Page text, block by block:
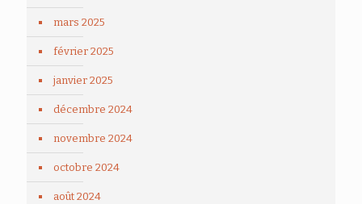
mars 2025
février 2025
janvier 2025
décembre 2024
novembre 2024
octobre 2024
août 2024